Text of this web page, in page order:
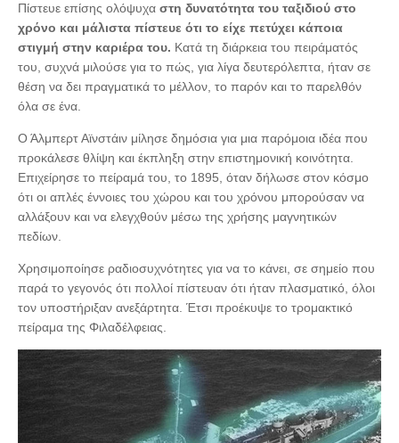
Πίστευε επίσης ολόψυχα στη δυνατότητα του ταξιδιού στο
χρόνο και μάλιστα πίστευε ότι το είχε πετύχει κάποια
στιγμή στην καριέρα του. Κατά τη διάρκεια του πειράματός
του, συχνά μιλούσε για το πώς, για λίγα δευτερόλεπτα, ήταν σε
θέση να δει πραγματικά το μέλλον, το παρόν και το παρελθόν
όλα σε ένα.
Ο Άλμπερτ Αϊνστάιν μίλησε δημόσια για μια παρόμοια ιδέα που
προκάλεσε θλίψη και έκπληξη στην επιστημονική κοινότητα.
Επιχείρησε το πείραμά του, το 1895, όταν δήλωσε στον κόσμο
ότι οι απλές έννοιες του χώρου και του χρόνου μπορούσαν να
αλλάξουν και να ελεγχθούν μέσω της χρήσης μαγνητικών
πεδίων.
Χρησιμοποίησε ραδιοσυχνότητες για να το κάνει, σε σημείο που
παρά το γεγονός ότι πολλοί πίστευαν ότι ήταν πλασματικό, όλοι
τον υποστήριξαν ανεξάρτητα. Έτσι προέκυψε το τρομακτικό
πείραμα της Φιλαδέλφειας.